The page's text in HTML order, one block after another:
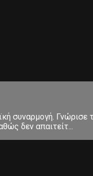
συναρμογή. Γνώρισε
δεν απαιτείτ...